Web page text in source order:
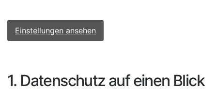
Einstellungen ansehen
1. Datenschutz auf einen Blick